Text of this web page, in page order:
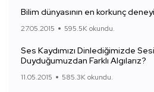
Bilim dünyasının en korkunç
27.05.2015 595.5K okundu.
Ses Kaydımızı Dinlediğimizde
Duyduğumuzdan Farklı Algılarız?
11.05.2015 585.3K okundu.